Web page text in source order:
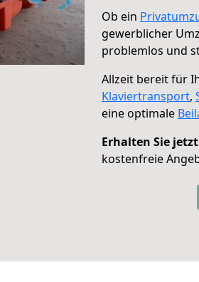
Ob ein
gewerblicher
problemlos und
Allzeit bereit für
Klaviertransport,
eine optimale
Erhalten Sie jetzt
kostenfreie